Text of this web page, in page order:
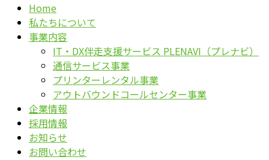
Home
私たちについて
事業内容
IT・DX伴走支援サービス PLENAVI（プレナビ）
通信サービス事業
プリンターレンタル事業
アウトバウンドコールセンター事業
企業情報
採用情報
お知らせ
お問い合わせ